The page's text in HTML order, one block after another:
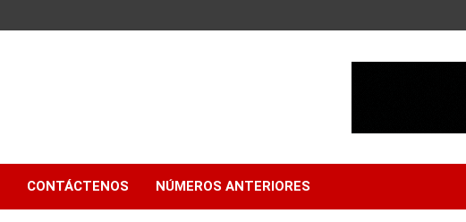
CONTÁCTENOS NÚMEROS ANTERIORES